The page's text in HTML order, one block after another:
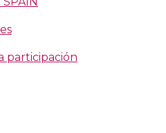
participación